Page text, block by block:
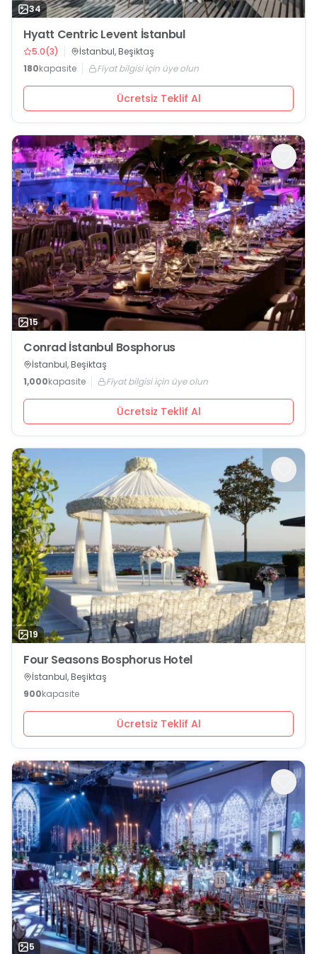
34
Hyatt Centric Levent İstanbul
5.0(3)
İstanbul, Beşiktaş
180kapasite Fiyat bilgisi için üye olun
Ücretsiz Teklif Al
15
Conrad İstanbul Bosphorus
İstanbul, Beşiktaş
1,000kapasite Fiyat bilgisi için üye olun
Ücretsiz Teklif Al
19
Four Seasons Bosphorus Hotel
İstanbul, Beşiktaş
900kapasite
Ücretsiz Teklif Al
5